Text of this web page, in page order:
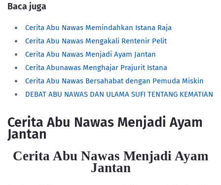
Baca juga
Cerita Abu Nawas Memindahkan Istana Raja
Cerita Abu Nawas Mengakali Rentenir Pelit
Cerita Abu Nawas Menjadi Ayam Jantan
Cerita Abunawas Menghajar Prajurit Istana
Cerita Abu Nawas Bersahabat dengan Pemuda Miskin
DEBAT ABU NAWAS DAN ULAMA SUFI TENTANG KEMATIAN
Cerita Abu Nawas Menjadi Ayam
Jantan
Cerita Abu Nawas Menjadi Ayam
Jantan